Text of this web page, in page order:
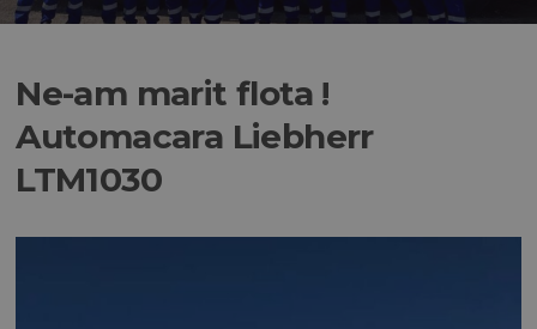
Ne-am marit flota !
Automacara Liebherr
LTM1030